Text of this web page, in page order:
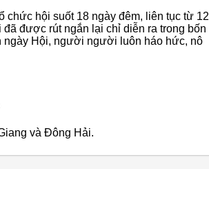
chức hội suốt 18 ngày đêm, liên tục từ 12
được rút ngắn lại chỉ diễn ra trong bốn
ngày Hội, người người luôn háo hức, nô
và Đông Hải.